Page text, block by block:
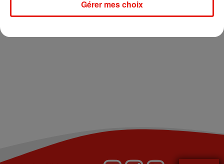
+ DE MUSIQUE
Gérer mes choix